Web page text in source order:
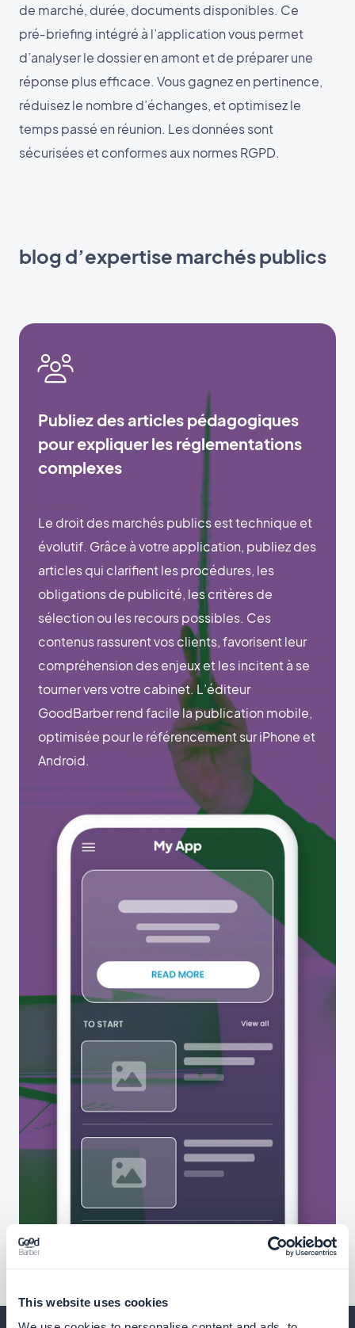
This website uses cookies
de marché, durée, documents disponibles. Ce
pré‑briefing intégré à l’application vous permet
d’analyser le dossier en amont et de préparer une
réponse plus efficace. Vous gagnez en pertinence,
réduisez le nombre d’échanges, et optimisez le
temps passé en réunion. Les données sont
sécurisées et conformes aux normes RGPD.
blog d’expertise marchés publics
Publiez des articles pédagogiques
pour expliquer les réglementations
complexes
Le droit des marchés publics est technique et
évolutif. Grâce à votre application, publiez des
articles qui clarifient les procédures, les
obligations de publicité, les critères de
sélection ou les recours possibles. Ces
contenus rassurent vos clients, favorisent leur
compréhension des enjeux et les incitent à se
tourner vers votre cabinet. L’éditeur
GoodBarber rend facile la publication mobile,
optimisée pour le référencement sur iPhone et
Android.